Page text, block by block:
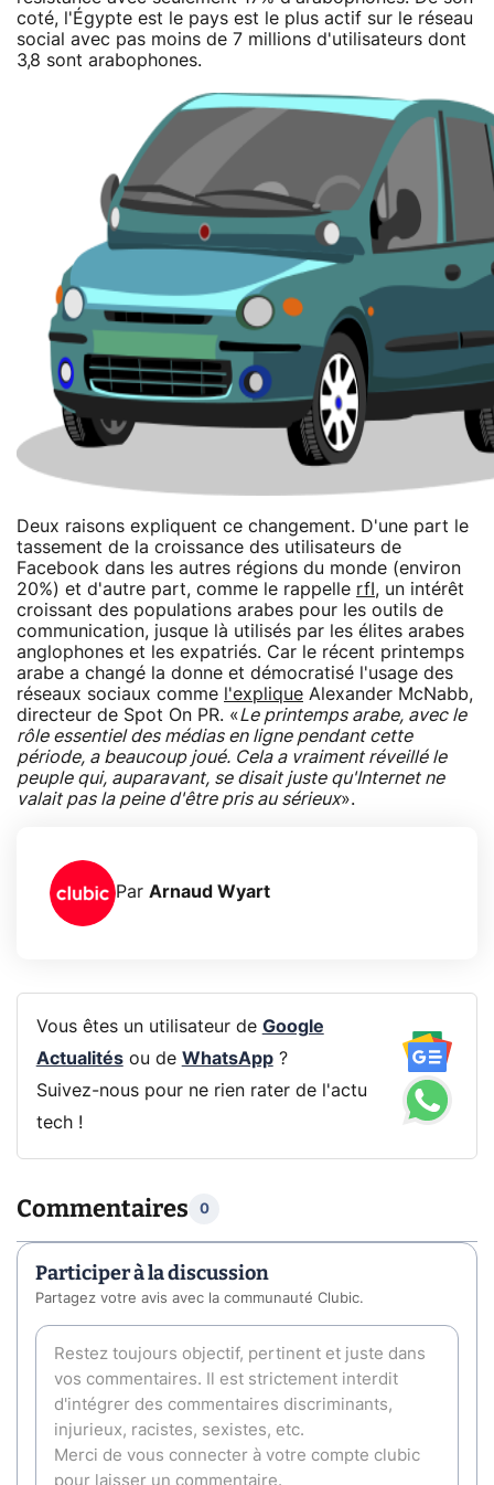
coté, l'Égypte est le pays est le plus actif sur le réseau
social avec pas moins de 7 millions d'utilisateurs dont
3,8 sont arabophones.
Deux raisons expliquent ce changement. D'une part le
tassement de la croissance des utilisateurs de
Facebook dans les autres régions du monde (environ
20%) et d'autre part, comme le rappelle rfI , un intérêt
croissant des populations arabes pour les outils de
communication, jusque là utilisés par les élites arabes
anglophones et les expatriés. Car le récent printemps
arabe a changé la donne et démocratisé l'usage des
réseaux sociaux comme
l'explique Alexander McNabb,
directeur de Spot On PR. «Le printemps arabe, avec le
rôle essentiel des médias en ligne pendant cette
période, a beaucoup joué. Cela a vraiment réveillé le
peuple qui, auparavant, se disait juste qu'Internet ne
valait pas la peine d'être pris au sérieux».
Par Arnaud Wyart
Vous êtes un utilisateur de Google
Actualitésou de WhatsApp?
Suivez-nous pour ne rien rater de l'actu
tech !
Commentaires 0
Participer à la discussion
Partagez votre avis avec la communauté Clubic.